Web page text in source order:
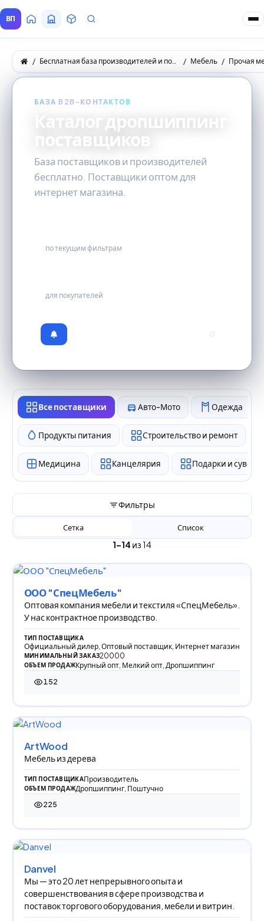
ВП ГлавнаяВсе Поставщики
ТоварыЗапросы покупателей
Бесплатная база производителей и поставщиков товаров оптом Мебель Прочая
БАЗА B2B-КОНТАКТОВ
Каталог дропшиппинг
поставщиков
База поставщиков и производителей
бесплатно. Поставщики оптом для
интернет магазина.
по текущим фильтрам
для покупателей
0
Все поставщики Авто-Мото Одежда
Продукты питания Строительство и ремонт
Медицина Канцелярия Подарки и
Фильтры
1–14 из 14
Сетка Список
ООО "СпецМебель"
Оптовая компания мебели и текстиля «СпецМебель».
У нас контрактное производство.
ТИП ПОСТАВЩИКА
Официальный дилер, Оптовый поставщик, Интернет магазин
МИНИМАЛЬНЫЙ ЗАКАЗ20000
ОБЪЕМ ПРОДАЖКрупный опт, Мелкий опт, Дропшиппинг
152
152 просмотра
ArtWood
Мебель из дерева
ТИП ПОСТАВЩИКАПроизводитель
ОБЪЕМ ПРОДАЖДропшиппинг, Поштучно
225
225 просмотров
Danvel
Мы — это 20 лет непрерывного опыта и
совершенствования в сфере производства и
поставок торгового оборудования, мебели и витрин.